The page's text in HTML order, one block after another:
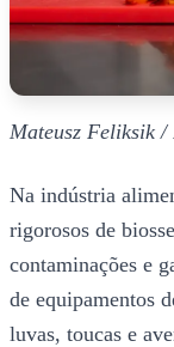
Mateusz Feliksik /
Na indústria
rigorosos de
contaminações e
de equipamentos
luvas, toucas e